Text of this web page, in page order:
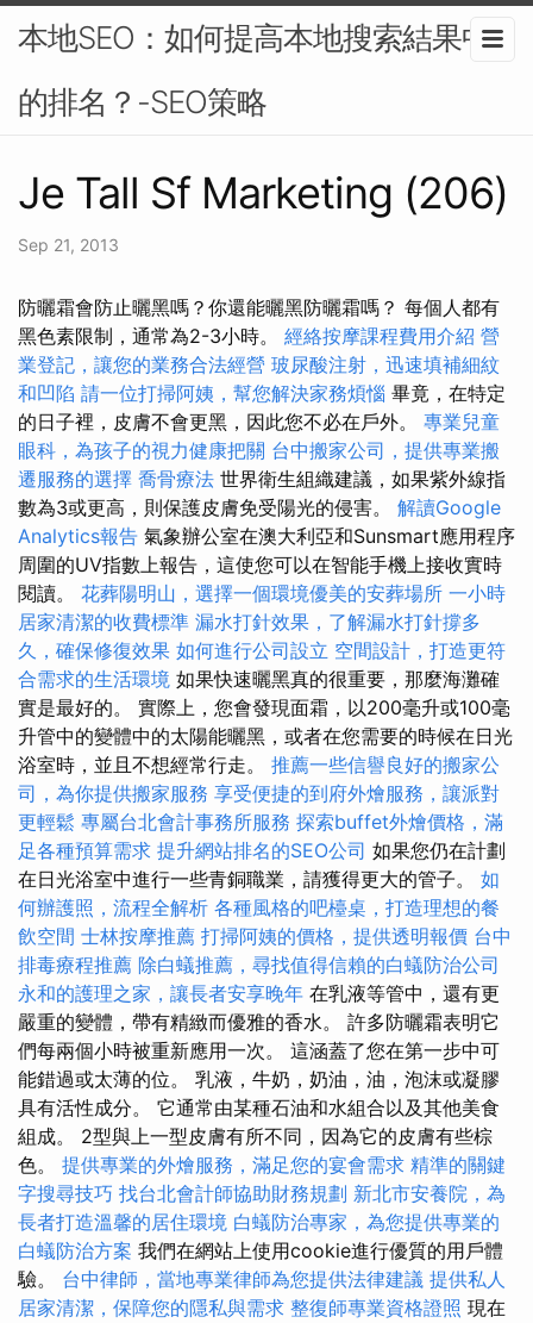
本地SEO：如何提高本地搜索結果中
的排名？-SEO策略
Je Tall Sf Marketing (206)
Sep 21, 2013
防曬霜會防止曬黑嗎？你還能曬黑防曬霜嗎？ 每個人都有
黑色素限制，通常為2-3小時。 經絡按摩課程費用介紹 營
業登記，讓您的業務合法經營 玻尿酸注射，迅速填補細紋
和凹陷 請一位打掃阿姨，幫您解決家務煩惱 畢竟，在特定
的日子裡，皮膚不會更黑，因此您不必在戶外。 專業兒童
眼科，為孩子的視力健康把關 台中搬家公司，提供專業搬
遷服務的選擇 喬骨療法 世界衛生組織建議，如果紫外線指
數為3或更高，則保護皮膚免受陽光的侵害。 解讀Google
Analytics報告 氣象辦公室在澳大利亞和Sunsmart應用程序
周圍的UV指數上報告，這使您可以在智能手機上接收實時
閱讀。 花葬陽明山，選擇一個環境優美的安葬場所 一小時
居家清潔的收費標準 漏水打針效果，了解漏水打針撐多
久，確保修復效果 如何進行公司設立 空間設計，打造更符
合需求的生活環境 如果快速曬黑真的很重要，那麼海灘確
實是最好的。 實際上，您會發現面霜，以200毫升或100毫
升管中的變體中的太陽能曬黑，或者在您需要的時候在日光
浴室時，並且不想經常行走。 推薦一些信譽良好的搬家公
司，為你提供搬家服務 享受便捷的到府外燴服務，讓派對
更輕鬆 專屬台北會計事務所服務 探索buffet外燴價格，滿
足各種預算需求 提升網站排名的SEO公司 如果您仍在計劃
在日光浴室中進行一些青銅職業，請獲得更大的管子。 如
何辦護照，流程全解析 各種風格的吧檯桌，打造理想的餐
飲空間 士林按摩推薦 打掃阿姨的價格，提供透明報價 台中
排毒療程推薦 除白蟻推薦，尋找值得信賴的白蟻防治公司
永和的護理之家，讓長者安享晚年 在乳液等管中，還有更
嚴重的變體，帶有精緻而優雅的香水。 許多防曬霜表明它
們每兩個小時被重新應用一次。 這涵蓋了您在第一步中可
能錯過或太薄的位。 乳液，牛奶，奶油，油，泡沫或凝膠
具有活性成分。 它通常由某種石油和水組合以及其他美食
組成。 2型與上一型皮膚有所不同，因為它的皮膚有些棕
色。 提供專業的外燴服務，滿足您的宴會需求 精準的關鍵
字搜尋技巧 找台北會計師協助財務規劃 新北市安養院，為
長者打造溫馨的居住環境 白蟻防治專家，為您提供專業的
白蟻防治方案 我們在網站上使用cookie進行優質的用戶體
驗。 台中律師，當地專業律師為您提供法律建議 提供私人
居家清潔，保障您的隱私與需求 整復師專業資格證照 現在